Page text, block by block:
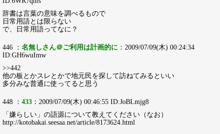
辞書は言葉の意味を調べるもので
日常用語とは限らない
で、日常用語ってなに？
446 ： 名無しさん＠ご利用は計画的に ：2009/07/09(木) 00:24:34
ID:GH6wuImw
>>442
他の板とかスレとかで地元民を探して訪ねてみるといい
多分みな普通に使ってると思う
448 ： 433 ：2009/07/09(木) 00:46:55 ID:JoBLmjg8
「嫌らしい」の語源について教えてください（なお）
http://kotobakai.seesaa.net/article/8173624.html